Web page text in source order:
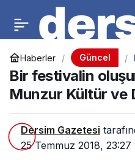
Haberler Güncel
Bir festivalin
Munzur Kültür ve
Dersim Gazetesi
25 Temmuz 2018, 23:27